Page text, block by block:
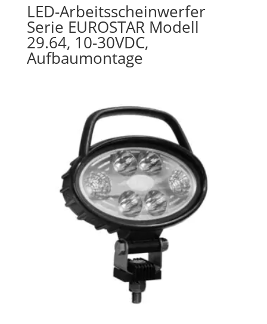
LED-Arbeitsscheinwerfer
Serie EUROSTAR Modell
29.64, 10-30VDC,
Aufbaumontage